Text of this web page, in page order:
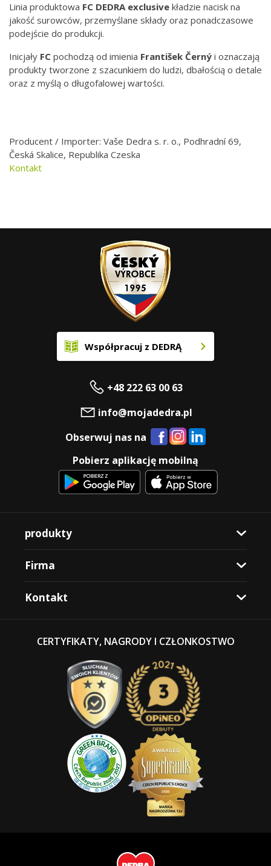
Linia produktowa FC DEDRA exclusive kładzie nacisk na
jakość surowców, przemyślane składy oraz ponadczasowe
podejście do produkcji.
Inicjały FC pochodzą od imienia František Černý i oznaczają
produkty tworzone z szacunkiem do ludzi, dbałością o detale
oraz z myślą o długofalowej wartości.
Producent / Importer: Vaše Dedra s. r. o., Podhradní 69,
Česká Skalice, Republika Czeska
Kontakt
Współpracuj z DEDRĄ
+48 222 63 00 63
info@mojadedra.pl
Obserwuj nas na
Pobierz aplikację mobilną
produkty
Firma
Kontakt
CERTYFIKATY, NAGRODY I CZŁONKOSTWO